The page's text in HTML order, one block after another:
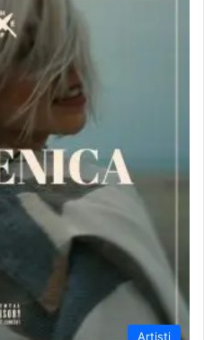
Artisti